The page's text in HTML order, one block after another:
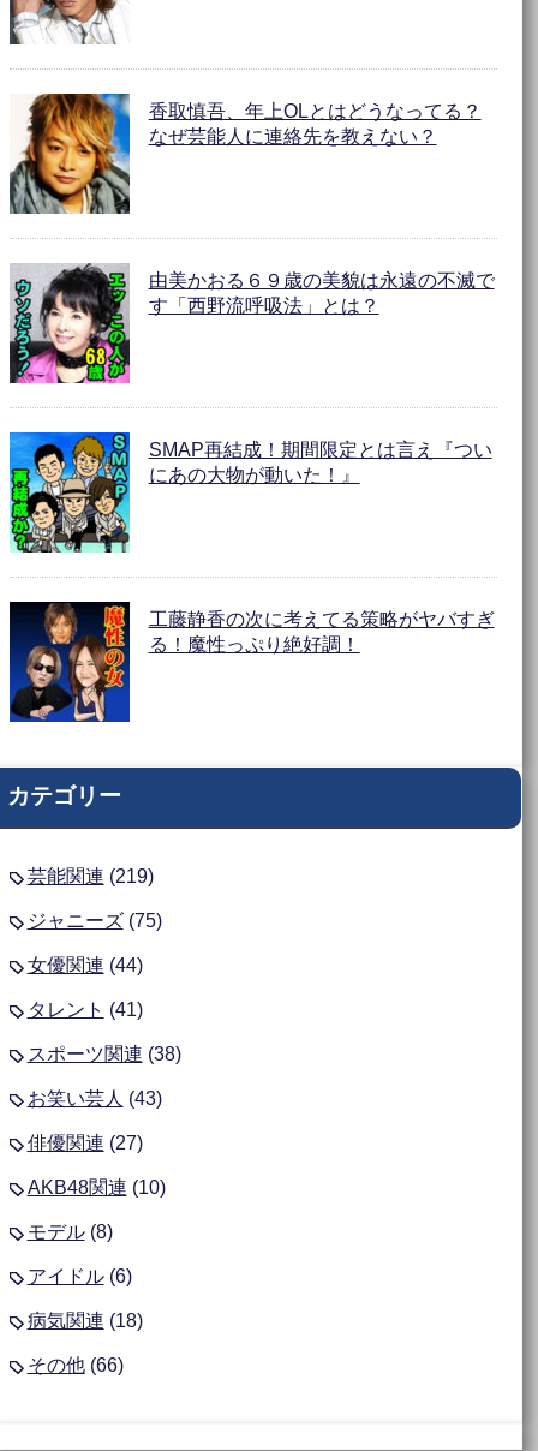
香取慎吾、年上OLとはどうなってる？
なぜ芸能人に連絡先を教えない？
由美かおる６９歳の美貌は永遠の不滅で
す「西野流呼吸法」とは？
SMAP再結成！期間限定とは言え『つい
にあの大物が動いた！』
工藤静香の次に考えてる策略がヤバすぎ
る！魔性っぷり絶好調！
カテゴリー
芸能関連 (219)
ジャニーズ(75)
女優関連 (44)
タレント (41)
スポーツ関連 (38)
お笑い芸人 (43)
俳優関連 (27)
AKB48関連 (10)
モデル(8)
アイドル(6)
病気関連 (18)
その他(66)